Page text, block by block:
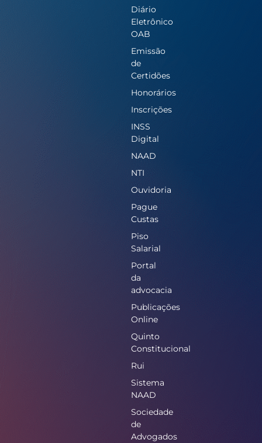
Diário
Eletrônico
OAB
Emissão
de
Certidões
Honorários
Inscrições
INSS
Digital
NAAD
NTI
Ouvidoria
Pague
Custas
Piso
Salarial
Portal
da
advocacia
Publicações
Online
Quinto
Constitucional
Rui
Sistema
NAAD
Sociedade
de
Advogados